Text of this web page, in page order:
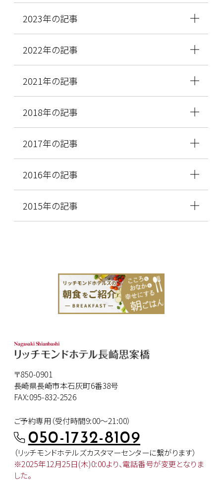
2023年の記事
2022年の記事
2021年の記事
2018年の記事
2017年の記事
2016年の記事
2015年の記事
〒850-0901
長崎県長崎市本石灰町6番38号
FAX:095-832-2526
ご予約専用（受付時間9:00～21:00）
050-1732-8109
（リッチモンドホテルズカスタマーセンターに繋がります）
※2025年12月25日(木)0:00より、電話番号が変更となりま
した。